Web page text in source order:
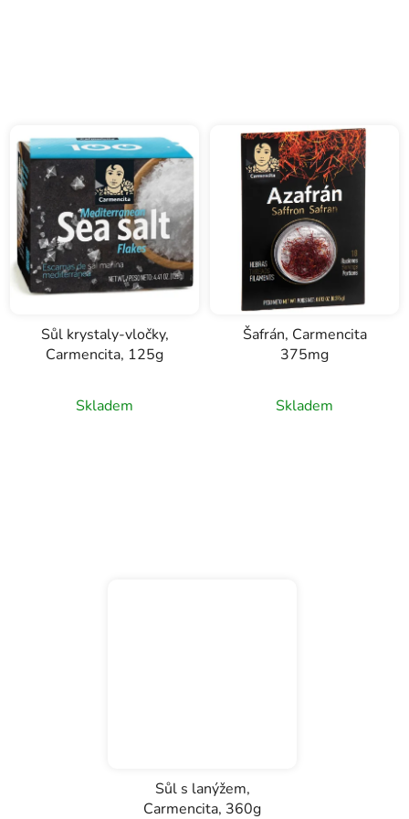
Sůl krystaly-vločky,
Carmencita, 125g
Skladem
Šafrán, Carmencita
375mg
Skladem
Sůl s lanýžem,
Carmencita, 360g